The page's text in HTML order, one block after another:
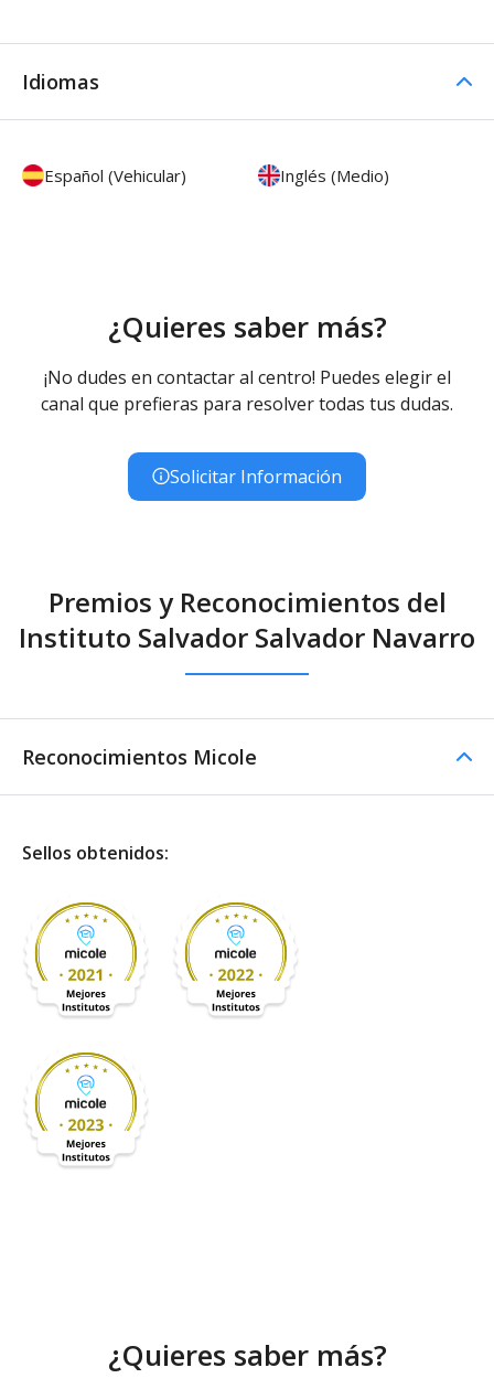
Idiomas
Español (Vehicular) Inglés (Medio)
¿Quieres saber más?
¡No dudes en contactar al centro! Puedes elegir el
canal que prefieras para resolver todas tus dudas.
Solicitar Información
Premios y Reconocimientos del
Instituto Salvador Salvador Navarro
Reconocimientos Micole
Sellos obtenidos:
¿Quieres saber más?